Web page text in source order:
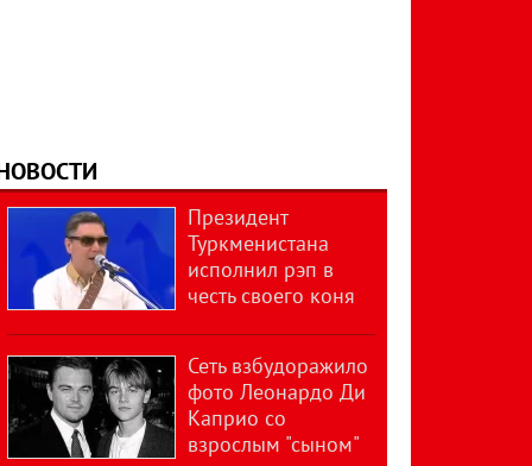
Президент
Туркменистана
исполнил рэп в
честь своего коня
Сеть взбудоражило
фото Леонардо Ди
Каприо со
взрослым "сыном"